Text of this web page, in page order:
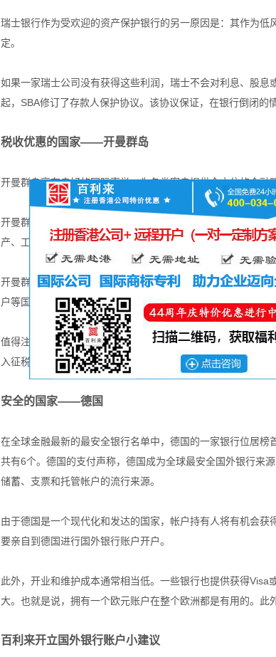
瑞士银行作为受欢迎的资产保护银行的另一原因是：其作为
定。
如果一家瑞士公司没有获得这些利润，瑞士不会对利息、股
起，SBA修订了存款人保护协议。该协议保证，在银行倒闭的
税收优惠的国家——开曼群岛
开曼群岛享有良好的国际声誉，为各类客户提供全方位的金融
开曼群岛没有直接税收，这使得开曼群岛成为国外银行账户
产、工资或收入不征税。此外，没有外汇管制，允许以任何货
开曼群岛被公认为世界十大国际金融中心之一。开曼群岛银
户等国外银行服务制定了一个强有力的监管框架，它们在欧元
值得注意的是，尽管开曼群岛提供了可观的税收优惠。然而
入征税。
安全的国家——德国
在全球金融最新的最安全银行名单中，德国的一家银行位居
共有6个。德国的支付声称，德国成为全球最安全国外银行来
储蓄、支票和托管帐户的流行来源。
由于德国是一个现代化和发达的国家，帐户持有人将有机会
要亲自到德国进行国外银行账户开户。
此外，开业和维护成本通常相当低。一些银行也提供获得
大。也就是说，拥有一个欧元账户在整个欧洲都是有用的。此
百利来开立国外银行账户小建议